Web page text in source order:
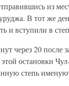
из
В тот же
и вступили в
через 20 после
остановки
степь